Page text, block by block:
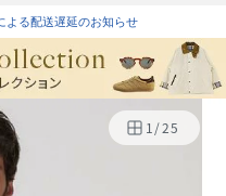
よる配送遅延のお知らせ
1/25